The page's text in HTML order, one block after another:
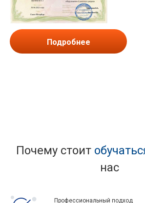
Подробнее
Почему стоит
нас
Профессиональный подход